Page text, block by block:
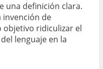
una definición clara.
invención de
objetivo ridiculizar el
lenguaje en la